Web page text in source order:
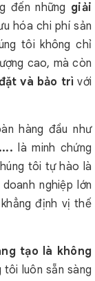
đến những giải
hóa chi phí sản
tôi không chỉ
cao, mà còn
và bảo trìvới
hàng đầu như
là minh chứng
tôi tự hào là
nghiệp lớn
định vị thế
tạo là không
tôi luôn sẵn sàng